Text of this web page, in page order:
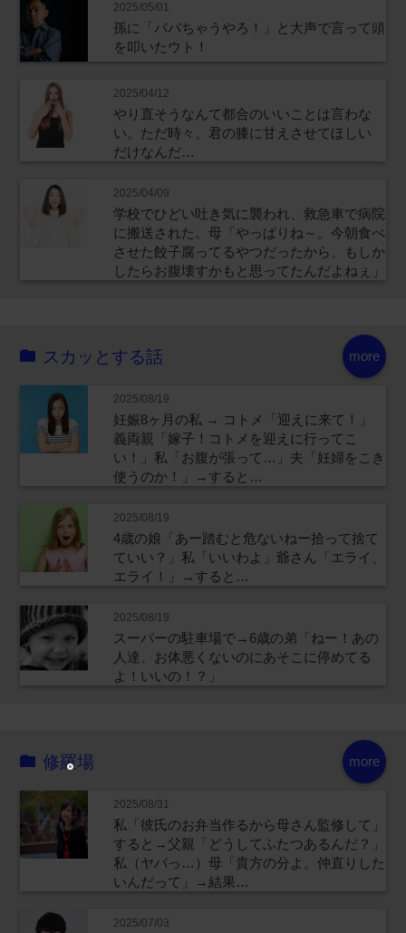
2025/05/01
孫に「ババちゃうやろ！」と大声で言って頭
を叩いたウト！
2025/04/12
やり直そうなんて都合のいいことは言わな
い。ただ時々、君の膝に甘えさせてほしい
だけなんだ…
2025/04/09
学校でひどい吐き気に襲われ、救急車で病院
に搬送された。母「やっぱりね～。今朝食べ
させた餃子腐ってるやつだったから、もしか
したらお腹壊すかもと思ってたんだよねぇ」
more
スカッとする話
2025/08/19
妊娠8ヶ月の私 → コトメ「迎えに来て！」
義両親「嫁子！コトメを迎えに行ってこ
い！」私「お腹が張って…」夫「妊婦をこき
使うのか！」→すると…
2025/08/19
4歳の娘「あー踏むと危ないねー拾って捨て
ていい？」私「いいわよ」爺さん「エライ、
エライ！」→すると…
2025/08/19
スーパーの駐車場で→6歳の弟「ねー！あの
人達、お体悪くないのにあそこに停めてる
よ！いいの！？」
more
修羅場
2025/08/31
私「彼氏のお弁当作るから母さん監修して」
すると→父親「どうしてふたつあるんだ？」
私（ヤバっ…）母「貴方の分よ。仲直りした
いんだって」→結果…
2025/07/03